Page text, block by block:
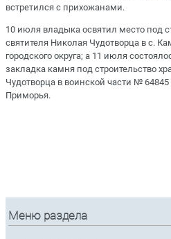
встретился с прихожанами.
10 июля владыка освятил место под
святителя Николая Чудотворца в с.
городского округа; а 11 июля
закладка камня под строительство
Чудотворца в воинской части №
Приморья.
Меню раздела